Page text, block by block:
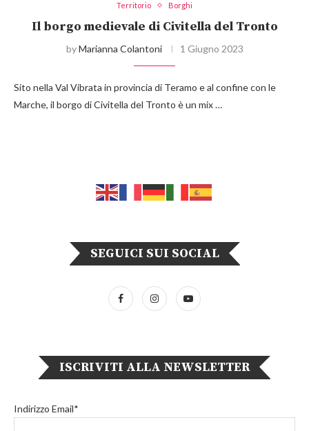
Territorio Borghi
Il borgo medievale di Civitella del Tronto
byMarianna Colantoni 1 Giugno 2023
Sito nella Val Vibrata in provincia di Teramo e al confine con le
Marche, il borgo di Civitella del Tronto è un mix …
SEGUICI SUI SOCIAL
ISCRIVITI ALLA NEWSLETTER
Indirizzo Email*